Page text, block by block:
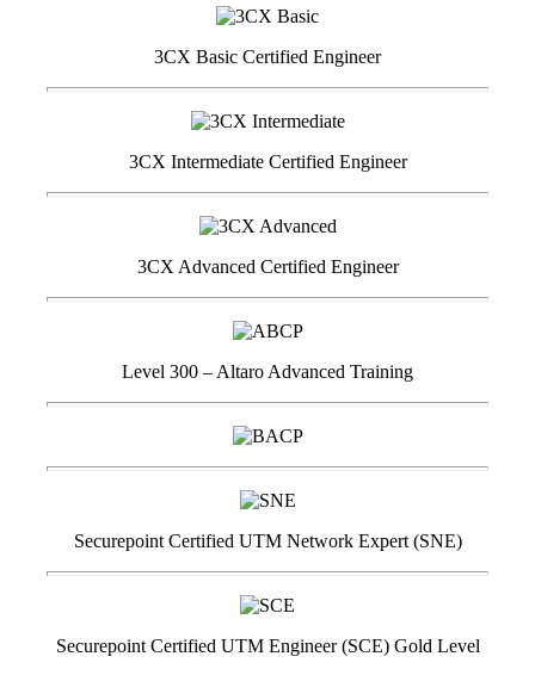
3CX Basic Certified Engineer
3CX Intermediate Certified Engineer
3CX Advanced Certified Engineer
Level 300 – Altaro Advanced Training
Securepoint Certified UTM Network Expert (SNE)
Securepoint Certified UTM Engineer (SCE) Gold Level